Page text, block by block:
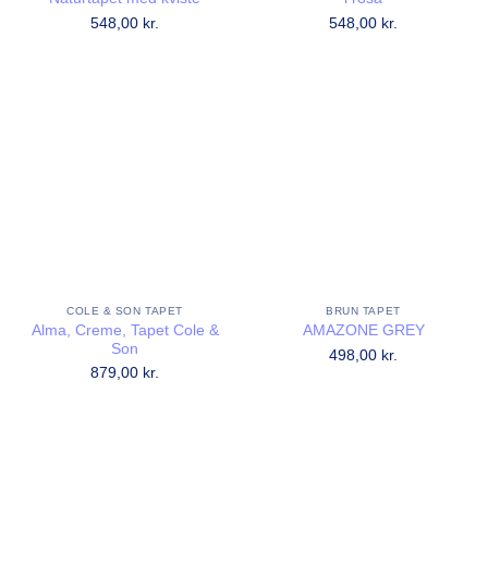
548,00 kr.
548,00 kr.
COLE & SON TAPET
Alma, Creme, Tapet Cole &
Son
879,00 kr.
BRUN TAPET
AMAZONE GREY
498,00 kr.